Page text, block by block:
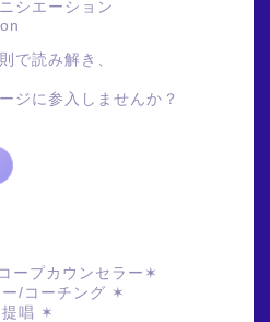
シエーション
で読み解き、
ジに参入しませんか？
ープカウンセラー✶
/コーチング ✶
唱 ✶